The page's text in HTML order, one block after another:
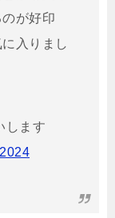
が好印
入りまし
します